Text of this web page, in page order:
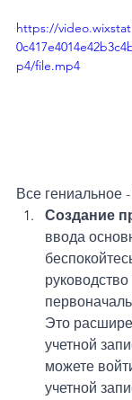
https://
p4/file.mp4
Все гениальное
Создание
ввода
Это
учетной
можете
учетной